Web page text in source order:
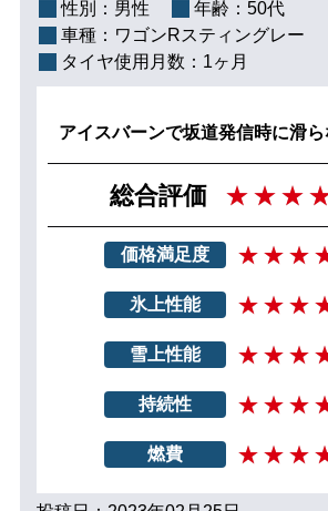
性別： 男性 年齢： 50代
車種： ワゴンRスティングレー
タイヤ使用月数： 1ヶ月
アイスバーンで坂道発信時に滑
総合評価
価格満足度
氷上性能
雪上性能
持続性
燃費